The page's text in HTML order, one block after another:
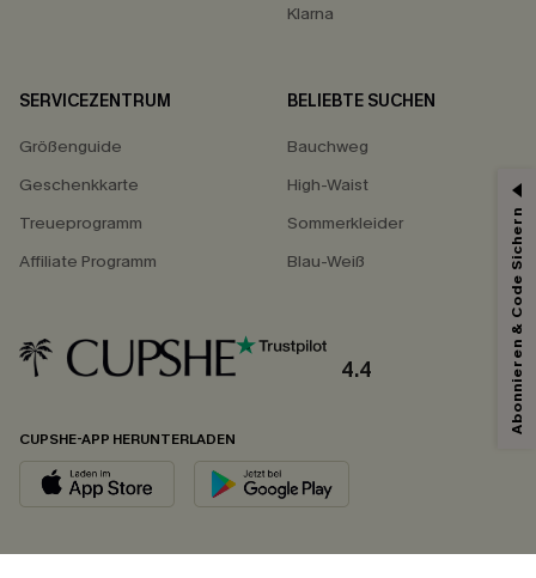
Klarna
SERVICEZENTRUM
Größenguide
Geschenkkarte
Treueprogramm
Affiliate Programm
BELIEBTE SUCHEN
Bauchweg
High-Waist
Sommerkleider
Blau-Weiß
4.4
CUPSHE-APP HERUNTERLADEN
Abonnieren & Code Sichern